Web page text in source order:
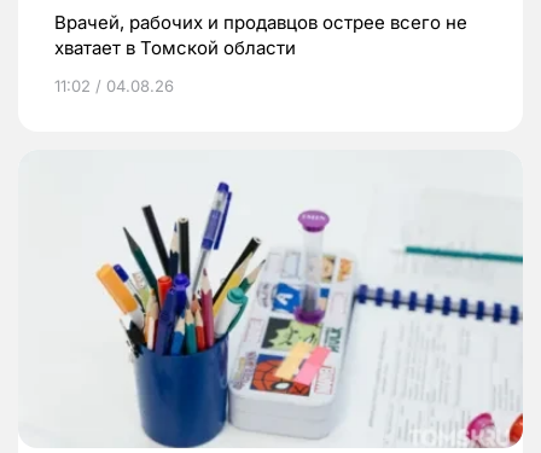
Врачей, рабочих и продавцов острее всего не
хватает в Томской области
11:02 / 04.08.26